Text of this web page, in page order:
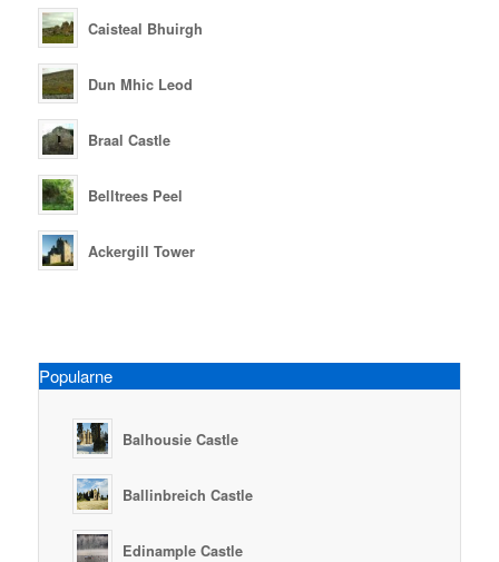
Caisteal Bhuirgh
Dun Mhic Leod
Braal Castle
Belltrees Peel
Ackergill Tower
Popularne
Balhousie Castle
Ballinbreich Castle
Edinample Castle